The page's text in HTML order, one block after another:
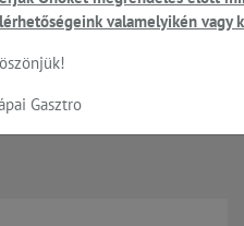
pizza
valamelyikén vagy
Gasztro